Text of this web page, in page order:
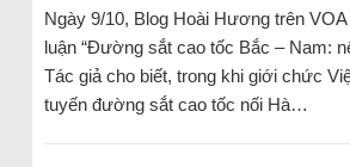
Ngày 9/10, Blog Hoài Hương trên VOA
luận “Đường sắt cao tốc Bắc – Nam:
Tác giả cho biết, trong khi giới chức
tuyến đường sắt cao tốc nối Hà…